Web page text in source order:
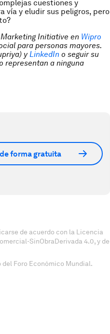
cuestiones y
vía y eludir sus peligros, pero
Initiative en Wipro
para personas mayores.
y LinkedIn o seguir su
representan a ninguna
forma gratuita
de acuerdo con la Licencia
SinObraDerivada 4.0, y de
Foro Económico Mundial.